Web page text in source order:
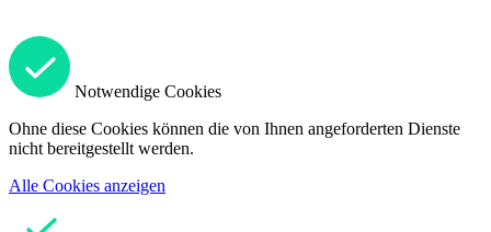
Notwendige Cookies
Ohne diese Cookies können die von Ihnen angeforderten Dienste
nicht bereitgestellt werden.
Alle Cookies anzeigen